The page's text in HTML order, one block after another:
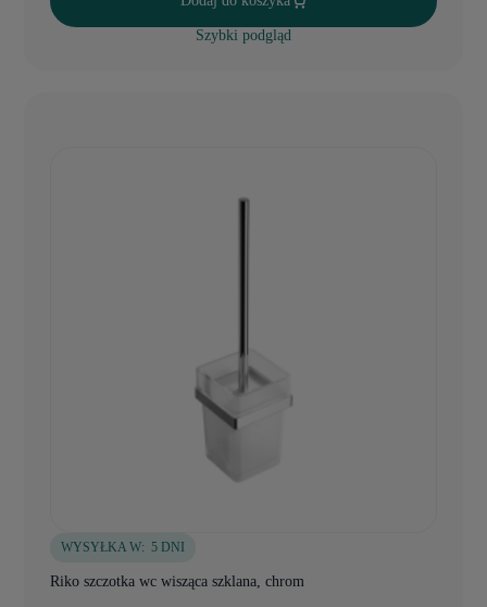
Szybki podgląd
WYSYŁKA W: 5 DNI
Riko szczotka wc wisząca szklana, chrom